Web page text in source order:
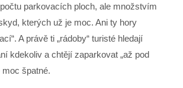
parkovacích ploch, ale množstvím
kterých už je moc. Ani ty hory
A právě ti „rádoby“ turisté hledají
kdekoliv a chtějí zaparkovat „až pod
moc špatné.